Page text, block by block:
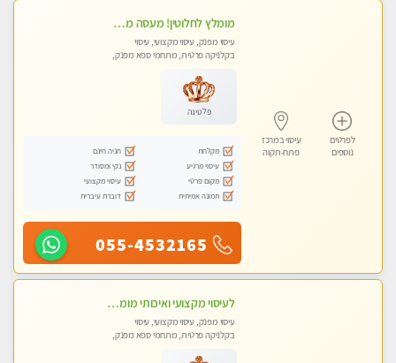
לפרטים
נוספים
עיסוי במרכז
פתח-תקוה
מומלץ לחלוטין! מעסה מקצועית ואיכותית פרטי!!!
עיסוי מפנק, עיסוי מקצועי, עיסוי
בקלניקה פרטית, מתחמי ספא מפנק,
פלטינה
מקלחת
חניה חינם
עיסוי מרגיע
נקי ומסודר
מקום פרטי
עיסוי מקצועי
תמונה אמיתית
דוברת עיברית
055-4532165
לעיסוי מקצועי ואיכותי מומלץ מאוד!! ממתינה לך שתגיע , מעסה פרטית … ❤️
עיסוי מפנק, עיסוי מקצועי, עיסוי
בקלניקה פרטית, מתחמי ספא מפנק,